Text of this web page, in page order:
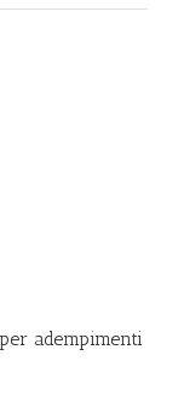
adempimenti